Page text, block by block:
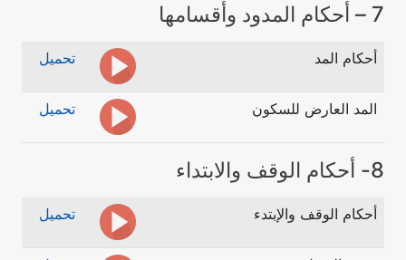
7 – أحكام المدود وأقسامها
أحكام المد تحميل
المد العارض للسكون تحميل
8- أحكام الوقف والابتداء
أحكام الوقف والإبتدء تحميل